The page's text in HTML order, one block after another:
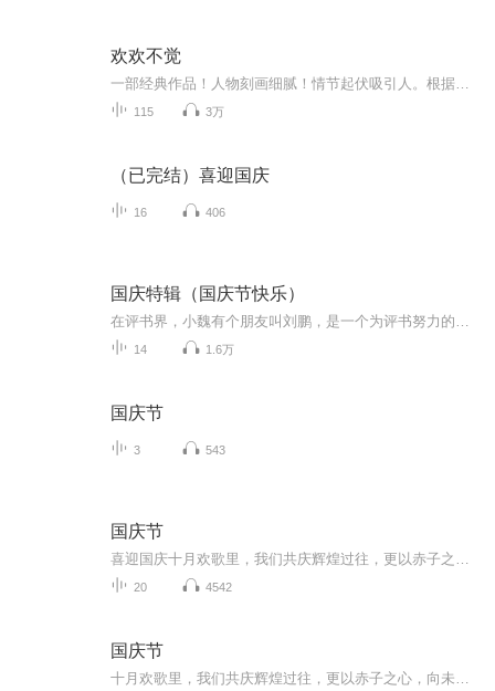
欢欢不觉
115 3万
（已完结）喜迎国庆
16 406
国庆特辑（国庆节快乐）
14 1.6万
国庆节
3 543
国庆节
20 4542
国庆节